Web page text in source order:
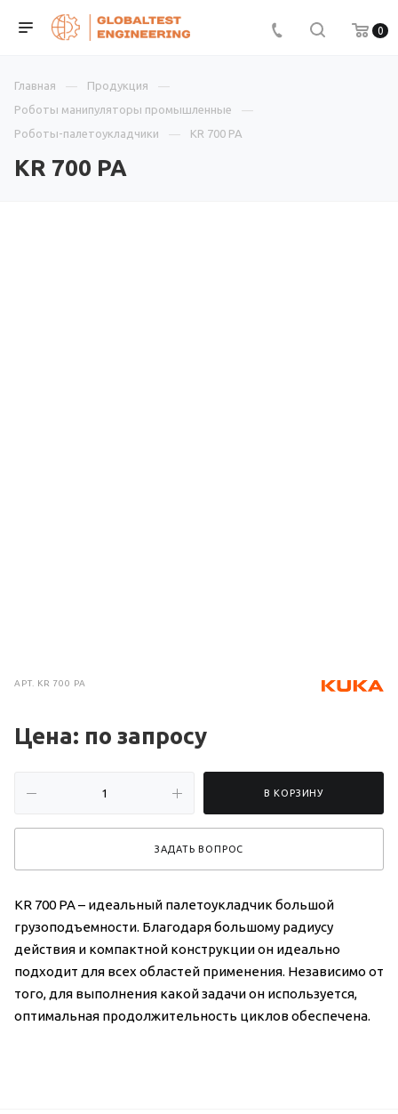
0
Главная
Продукция
Роботы манипуляторы промышленные
Роботы-палетоукладчики
KR 700 PA
KR 700 PA
АРТ. KR 700 PA
Цена: по запросу
В КОРЗИНУ
ЗАДАТЬ ВОПРОС
KR 700 PA – идеальный палетоукладчик большой
грузоподъемности. Благодаря большому радиусу
действия и компактной конструкции он идеально
подходит для всех областей применения. Независимо от
того, для выполнения какой задачи он используется,
оптимальная продолжительность циклов обеспечена.